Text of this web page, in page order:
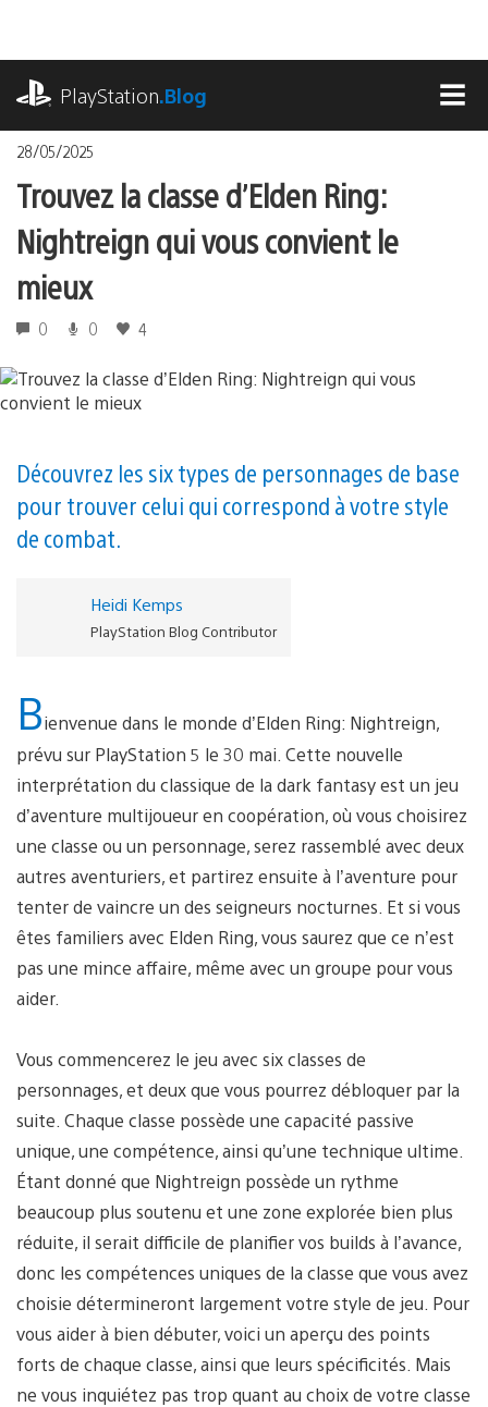
contenu
PlayStation.Blog
28/05/2025
Trouvez la classe d’Elden Ring:
Nightreign qui vous convient le
mieux
0 0 4
Découvrez les six types de personnages de base
pour trouver celui qui correspond à votre style
de combat.
Heidi Kemps
PlayStation Blog Contributor
Bienvenue dans le monde d’Elden Ring: Nightreign,
prévu sur PlayStation 5 le 30 mai. Cette nouvelle
interprétation du classique de la dark fantasy est un jeu
d’aventure multijoueur en coopération, où vous choisirez
une classe ou un personnage, serez rassemblé avec deux
autres aventuriers, et partirez ensuite à l’aventure pour
tenter de vaincre un des seigneurs nocturnes. Et si vous
êtes familiers avec Elden Ring, vous saurez que ce n’est
pas une mince affaire, même avec un groupe pour vous
aider.
Vous commencerez le jeu avec six classes de
personnages, et deux que vous pourrez débloquer par la
suite. Chaque classe possède une capacité passive
unique, une compétence, ainsi qu’une technique ultime.
Étant donné que Nightreign possède un rythme
beaucoup plus soutenu et une zone explorée bien plus
réduite, il serait difficile de planifier vos builds à l’avance,
donc les compétences uniques de la classe que vous avez
choisie détermineront largement votre style de jeu. Pour
vous aider à bien débuter, voici un aperçu des points
forts de chaque classe, ainsi que leurs spécificités. Mais
ne vous inquiétez pas trop quant au choix de votre classe